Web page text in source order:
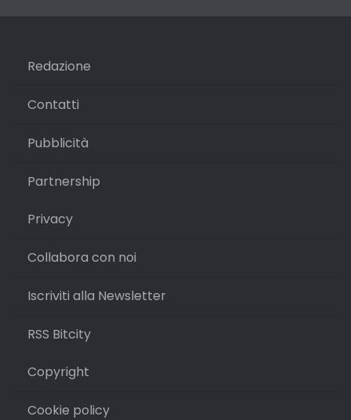
Redazione
Contatti
Pubblicità
Partnership
Privacy
Collabora con noi
Iscriviti alla Newsletter
RSS Bitcity
Copyright
Cookie policy